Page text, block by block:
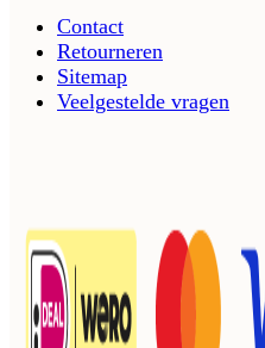
Contact
Retourneren
Sitemap
Veelgestelde vragen